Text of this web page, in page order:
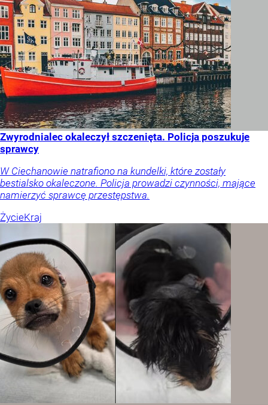
Zwyrodnialec okaleczył szczenięta. Policja poszukuje
sprawcy
W Ciechanowie natrafiono na kundelki, które zostały
bestialsko okaleczone. Policja prowadzi czynności, mające
namierzyć sprawcę przestępstwa.
ŻycieKraj